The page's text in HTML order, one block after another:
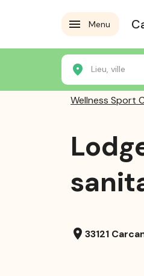
Menu
Lieu, ville
Accueil Les
Wellness Sport
location_on 33121